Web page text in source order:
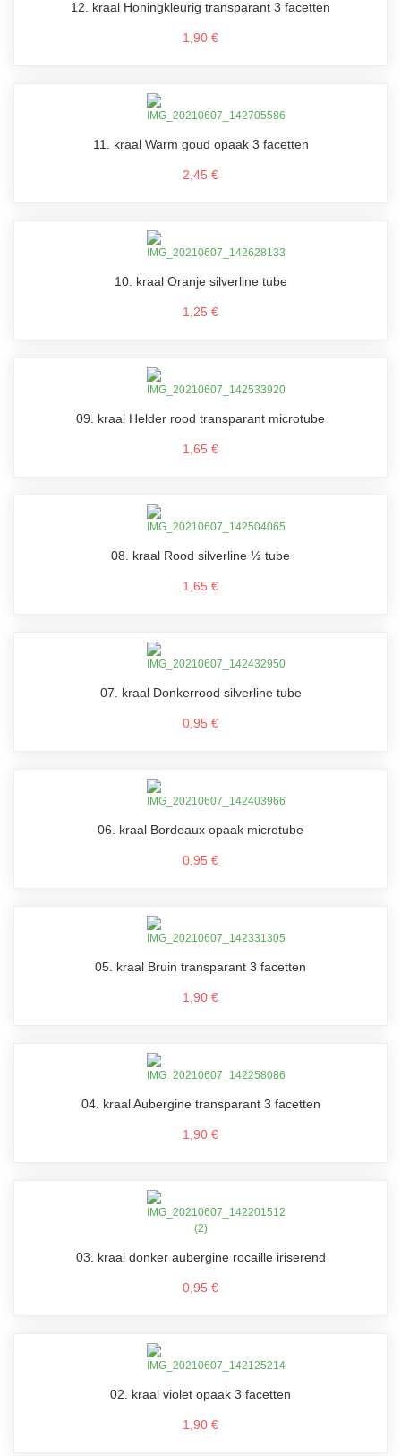
12. kraal Honingkleurig transparant 3 facetten
1,90 €
11. kraal Warm goud opaak 3 facetten
2,45 €
10. kraal Oranje silverline tube
1,25 €
09. kraal Helder rood transparant microtube
1,65 €
08. kraal Rood silverline ½ tube
1,65 €
07. kraal Donkerrood silverline tube
0,95 €
06. kraal Bordeaux opaak microtube
0,95 €
05. kraal Bruin transparant 3 facetten
1,90 €
04. kraal Aubergine transparant 3 facetten
1,90 €
03. kraal donker aubergine rocaille iriserend
0,95 €
02. kraal violet opaak 3 facetten
1,90 €